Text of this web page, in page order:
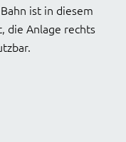
ist in diesem
die Anlage rechts